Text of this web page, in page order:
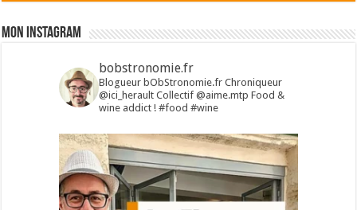
Mon Instagram
bobstronomie.fr
Blogueur bObStronomie.fr Chroniqueur
@ici_heraultCollectif @aime.mtp Food &
wine addict !#food #wine